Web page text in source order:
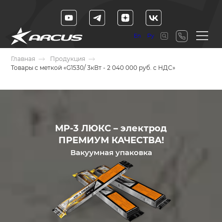
En Ру
Главная
Продукция
Товары с меткой «G1530/ 3кВт - 2 040 000 руб. с НДС»
МР-3 ЛЮКС – электрод
ПРЕМИУМ КАЧЕСТВА!
Вакуумная упаковка